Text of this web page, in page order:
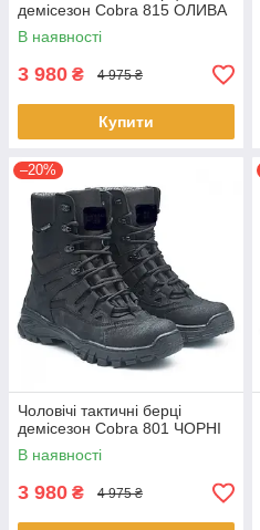
демісезон Cobra 815 ОЛИВА
В наявності
3 980 ₴ 4 975 ₴
Купити
–20%
Чоловічі тактичні берці
демісезон Cobra 801 ЧОРНІ
В наявності
3 980 ₴ 4 975 ₴